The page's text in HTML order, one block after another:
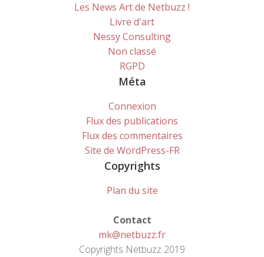
Les News Art de Netbuzz !
Livre d'art
Nessy Consulting
Non classé
RGPD
Méta
Connexion
Flux des publications
Flux des commentaires
Site de WordPress-FR
Copyrights
Plan du site
Contact
mk@netbuzz.fr
Copyrights Netbuzz 2019